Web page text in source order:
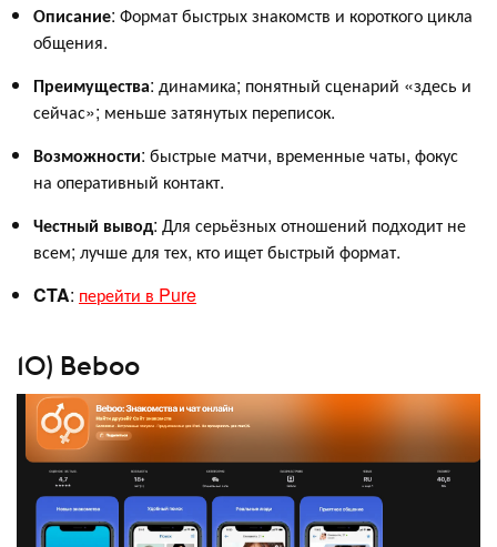
Описание: Формат быстрых знакомств и короткого цикла
общения.
Преимущества: динамика; понятный сценарий «здесь и
сейчас»; меньше затянутых переписок.
Возможности: быстрые матчи, временные чаты, фокус
на оперативный контакт.
Честный вывод: Для серьёзных отношений подходит не
всем; лучше для тех, кто ищет быстрый формат.
CTA: перейти в Pure
10) Beboo